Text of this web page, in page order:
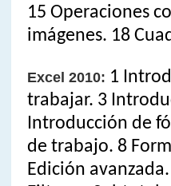
15 Operaciones
imágenes. 18
Excel 2010: 1
trabajar. 3
Introducción de
de trabajo. 8
Edición